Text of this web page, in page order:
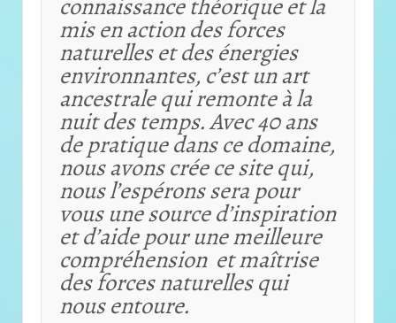
connaissance théorique etla
mis en action des forces
naturelles et des énergies
environnantes, c’est un art
ancestrale qui remonte à la
nuit des temps. Avec 40 ans
de pratique dans ce domaine,
nous avons crée ce site qui,
nous l’espérons sera pour
vous une source d’inspiration
et d’aide pour une meilleure
compréhension et maîtrise
des forces naturelles qui
nous entoure.